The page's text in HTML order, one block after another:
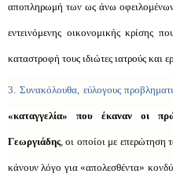
αποπληρωμή των ως άνω οφειλομένων
εντεινόμενης οικονομικής κρίσης
καταστροφή τους ιδιώτες ιατρούς και
3. Συνακόλουθα, εύλογους
«καταγγελία» που έκαναν οι
Γεωργιάδης , οι οποίοι με
κάνουν λόγο για «απολεσθέντα»